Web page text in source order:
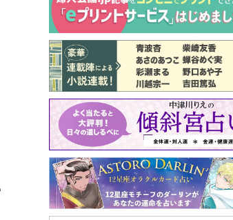
最新号
バックナンバー
注目トピ
同僚の心無い言葉に気持ちが折れた
ピアノの月謝、払うべき？